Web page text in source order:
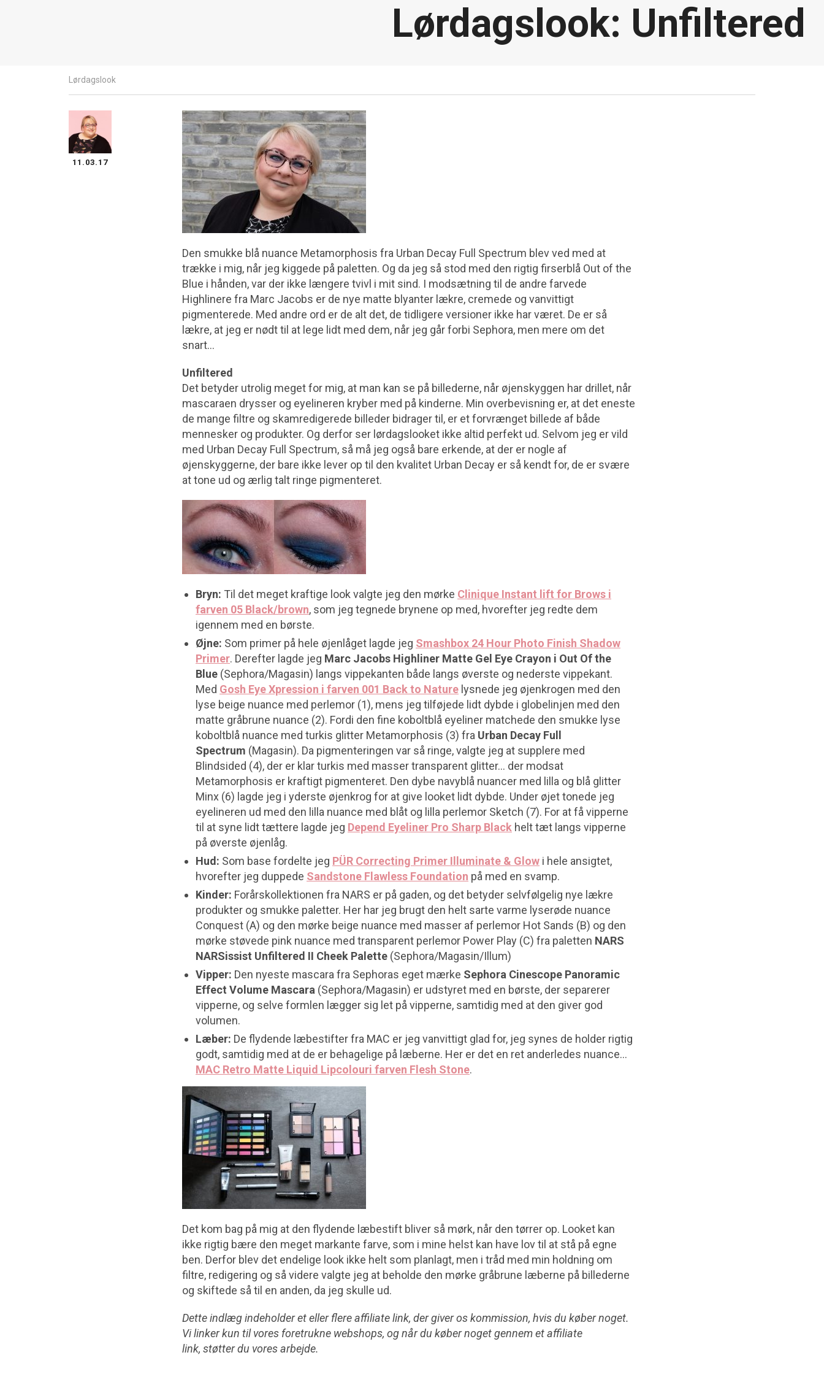
Lørdagslook: Unfiltered
Lørdagslook
11.03.17
Den smukke blå nuance Metamorphosis fra Urban Decay Full Spectrum blev ved med at
trække i mig, når jeg kiggede på paletten. Og da jeg så stod med den rigtig firserblå Out of the
Blue i hånden, var der ikke længere tvivl i mit sind. I modsætning til de andre farvede
Highlinere fra Marc Jacobs er de nye matte blyanter lækre, cremede og vanvittigt
pigmenterede. Med andre ord er de alt det, de tidligere versioner ikke har været. De er så
lækre, at jeg er nødt til at lege lidt med dem, når jeg går forbi Sephora, men mere om det
snart…
Unfiltered
Det betyder utrolig meget for mig, at man kan se på billederne, når øjenskyggen har drillet, når
mascaraen drysser og eyelineren kryber med på kinderne. Min overbevisning er, at det eneste
de mange filtre og skamredigerede billeder bidrager til, er et forvrænget billede af både
mennesker og produkter. Og derfor ser lørdagslooket ikke altid perfekt ud. Selvom jeg er vild
med Urban Decay Full Spectrum, så må jeg også bare erkende, at der er nogle af
øjenskyggerne, der bare ikke lever op til den kvalitet Urban Decay er så kendt for, de er svære
at tone ud og ærlig talt ringe pigmenteret.
Bryn: Til det meget kraftige look valgte jeg den mørke Clinique Instant lift for Brows i
farven 05 Black/brown, som jeg tegnede brynene op med, hvorefter jeg redte dem
igennem med en børste.
Øjne: Som primer på hele øjenlåget lagde jeg Smashbox 24 Hour Photo Finish Shadow
Primer. Derefter lagde jeg Marc Jacobs Highliner Matte Gel Eye Crayon i Out Of the
Blue (Sephora/Magasin) langs vippekanten både langs øverste og nederste vippekant.
Med Gosh Eye Xpression i farven 001 Back to Nature lysnede jeg øjenkrogen med den
lyse beige nuance med perlemor (1), mens jeg tilføjede lidt dybde i globelinjen med den
matte gråbrune nuance (2). Fordi den fine koboltblå eyeliner matchede den smukke lyse
koboltblå nuance med turkis glitter Metamorphosis (3) fra Urban Decay Full
Spectrum (Magasin). Da pigmenteringen var så ringe, valgte jeg at supplere med
Blindsided (4), der er klar turkis med masser transparent glitter… der modsat
Metamorphosis er kraftigt pigmenteret. Den dybe navyblå nuancer med lilla og blå glitter
Minx (6) lagde jeg i yderste øjenkrog for at give looket lidt dybde. Under øjet tonede jeg
eyelineren ud med den lilla nuance med blåt og lilla perlemor Sketch (7). For at få vipperne
til at syne lidt tættere lagde jeg Depend Eyeliner Pro Sharp Black helt tæt langs vipperne
på øverste øjenlåg.
Hud: Som base fordelte jeg PÜR Correcting Primer Illuminate & Glow i hele ansigtet,
hvorefter jeg duppede Sandstone Flawless Foundation på med en svamp.
Kinder: Forårskollektionen fra NARS er på gaden, og det betyder selvfølgelig nye lækre
produkter og smukke paletter. Her har jeg brugt den helt sarte varme lyserøde nuance
Conquest (A) og den mørke beige nuance med masser af perlemor Hot Sands (B) og den
mørke støvede pink nuance med transparent perlemor Power Play (C) fra paletten NARS
NARSissist Unfiltered II Cheek Palette (Sephora/Magasin/Illum)
Vipper: Den nyeste mascara fra Sephoras eget mærke Sephora Cinescope Panoramic
Effect Volume Mascara (Sephora/Magasin) er udstyret med en børste, der separerer
vipperne, og selve formlen lægger sig let på vipperne, samtidig med at den giver god
volumen.
Læber: De flydende læbestifter fra MAC er jeg vanvittigt glad for, jeg synes de holder rigtig
godt, samtidig med at de er behagelige på læberne. Her er det en ret anderledes nuance…
MAC Retro Matte Liquid Lipcolouri farven Flesh Stone.
Det kom bag på mig at den flydende læbestift bliver så mørk, når den tørrer op. Looket kan
ikke rigtig bære den meget markante farve, som i mine helst kan have lov til at stå på egne
ben. Derfor blev det endelige look ikke helt som planlagt, men i tråd med min holdning om
filtre, redigering og så videre valgte jeg at beholde den mørke gråbrune læberne på billederne
og skiftede så til en anden, da jeg skulle ud.
Dette indlæg indeholder et eller flere affiliate link, der giver os kommission, hvis du køber noget.
Vi linker kun til vores foretrukne webshops, og når du køber noget gennem et affiliate
link, støtter du vores arbejde.